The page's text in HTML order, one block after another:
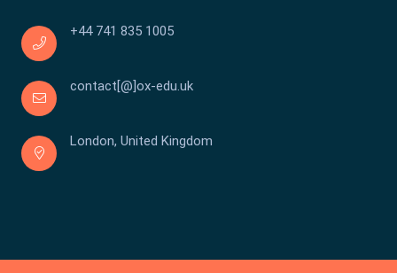
+44 741 835 1005
contact[@]ox-edu.uk
London, United Kingdom